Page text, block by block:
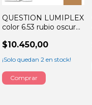
QUESTION LUMIPLEX
color 6.53 rubio oscuro
$10.450,00
¡Solo quedan2 en stock!